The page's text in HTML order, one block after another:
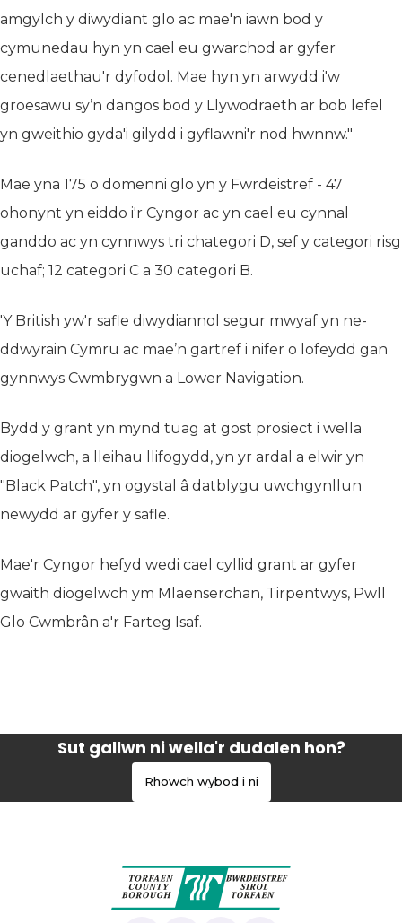
amgylch y diwydiant glo ac mae'n iawn bod y
cymunedau hyn yn cael eu gwarchod ar gyfer
cenedlaethau'r dyfodol. Mae hyn yn arwydd i'w
groesawu sy’n dangos bod y Llywodraeth ar bob lefel
yn gweithio gyda'i gilydd i gyflawni'r nod hwnnw."
Mae yna 175 o domenni glo yn y Fwrdeistref - 47
ohonynt yn eiddo i'r Cyngor ac yn cael eu cynnal
ganddo ac yn cynnwys tri chategori D, sef y categori risg
uchaf; 12 categori C a 30 categori B.
'Y British yw'r safle diwydiannol segur mwyaf yn ne-
ddwyrain Cymru ac mae’n gartref i nifer o lofeydd gan
gynnwys Cwmbrygwn a Lower Navigation.
Bydd y grant yn mynd tuag at gost prosiect i wella
diogelwch, a lleihau llifogydd, yn yr ardal a elwir yn
"Black Patch", yn ogystal â datblygu uwchgynllun
newydd ar gyfer y safle.
Mae'r Cyngor hefyd wedi cael cyllid grant ar gyfer
gwaith diogelwch ym Mlaenserchan, Tirpentwys, Pwll
Glo Cwmbrân a'r Farteg Isaf.
Sut gallwn ni wella'r dudalen hon?
Rhowch wybod i ni